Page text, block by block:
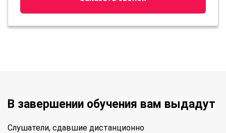
В завершении обучения вам выдадут
Слушатели, сдавшие дистанционно